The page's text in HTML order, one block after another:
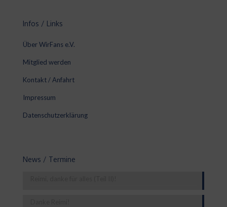
Infos / Links
Über WirFans e.V.
Mitglied werden
Kontakt / Anfahrt
Impressum
Datenschutzerklärung
News / Termine